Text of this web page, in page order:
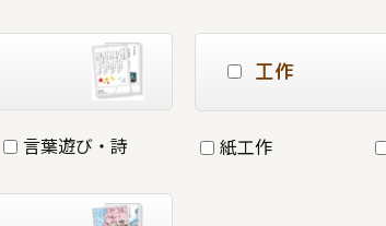
言葉遊び・詩
工作
紙工作